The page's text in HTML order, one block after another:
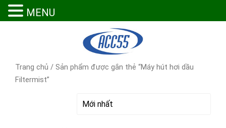
Trang chủ / Sản phẩm được gắn thẻ “Máy hút hơi dầu
Filtermist”
MENU